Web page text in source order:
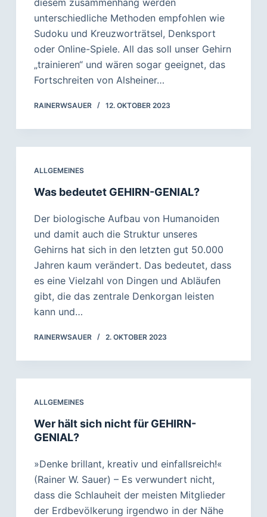
diesem zusammenhang werden
unterschiedliche Methoden empfohlen wie
Sudoku und Kreuzworträtsel, Denksport
oder Online-Spiele. All das soll unser Gehirn
„trainieren“ und wären sogar geeignet, das
Fortschreiten von Alsheiner…
RAINERWSAUER 12. OKTOBER 2023
ALLGEMEINES
Was bedeutet GEHIRN-GENIAL?
Der biologische Aufbau von Humanoiden
und damit auch die Struktur unseres
Gehirns hat sich in den letzten gut 50.000
Jahren kaum verändert. Das bedeutet, dass
es eine Vielzahl von Dingen und Abläufen
gibt, die das zentrale Denkorgan leisten
kann und…
RAINERWSAUER 2. OKTOBER 2023
ALLGEMEINES
Wer hält sich nicht für GEHIRN-
GENIAL?
»Denke brillant, kreativ und einfallsreich!«
(Rainer W. Sauer) – Es verwundert nicht,
dass die Schlauheit der meisten Mitglieder
der Erdbevölkerung irgendwo in der Nähe